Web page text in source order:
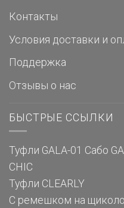
Контакты
Условия доставки и
Поддержка
Отзывы о нас
БЫСТРЫЕ ССЫЛКИ
Туфли GALA-01 Сабо
CHIC
Туфли CLEARLY
С ремешком на